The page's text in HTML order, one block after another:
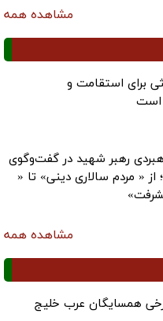
مشاهده همه
برای استقامت و
است
رهبر شهید در گفت‌وگوی
از « مردم سالاری دینی» تا «
مشاهده همه
همسایگان عرب خلیج